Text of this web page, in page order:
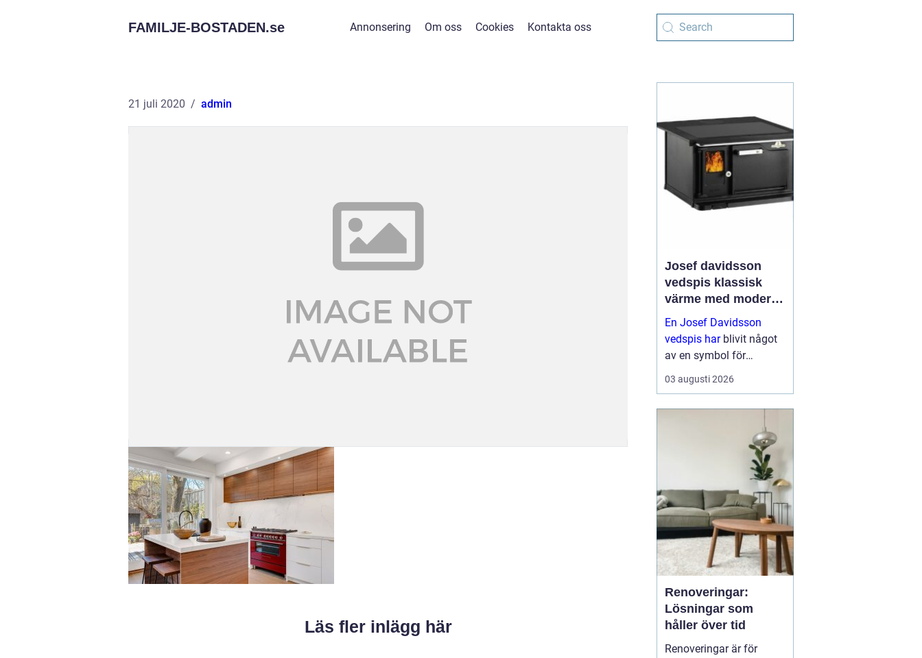
FAMILJE-BOSTADEN.se Annonsering Om oss Cookies Kontakta oss
21 juli 2020 admin
Läs fler inlägg här
Josef davidsson
vedspis klassisk
värme med modern
funktion
En Josef Davidsson
vedspis harblivit något
av en symbol för
kombinationen av
traditionellt hantverk och
energieffektivitet. Stilen
03 augusti 2026
Renoveringar:
Lösningar som
håller över tid
Renoveringar är för